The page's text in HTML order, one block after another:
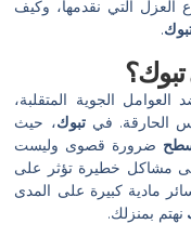
العزل التي نقدمها، وكيف
.
تبوك؟
الجوية المتقلبة،
الحارقة. فيتبوك، حيث
ضرورة قصوى وليست
مشاكل خطيرة تؤثر على
مادية كبيرة على المدى
نهتم بمنزلك.